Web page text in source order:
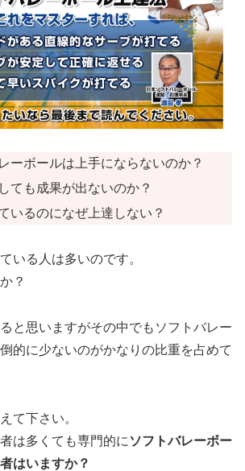
ーボールは上手にならないのか？
ても成果が出ないのか？
いるのになぜ上達しない？
いる人は多いのです。
？
と思いますがその中でもソフトバレー
的に少ないのがかなりの比重を占めて
て下さい。
は多くても専門的に ソフトバレーボー
はいますか？